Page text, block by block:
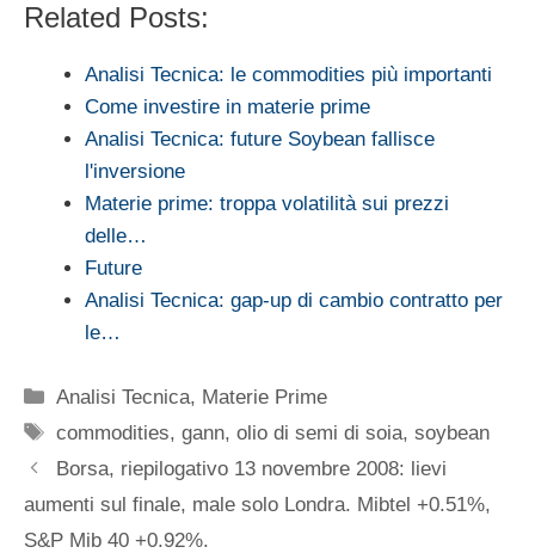
Related Posts:
Analisi Tecnica: le commodities più importanti
Come investire in materie prime
Analisi Tecnica: future Soybean fallisce
l'inversione
Materie prime: troppa volatilità sui prezzi
delle…
Future
Analisi Tecnica: gap-up di cambio contratto per
le…
Categorie
Analisi Tecnica, Materie Prime
Tag
commodities,gann,olio di semi di soia,soybean
Borsa, riepilogativo 13 novembre 2008: lievi
aumenti sul finale, male solo Londra. Mibtel +0.51%,
S&P Mib 40 +0.92%.